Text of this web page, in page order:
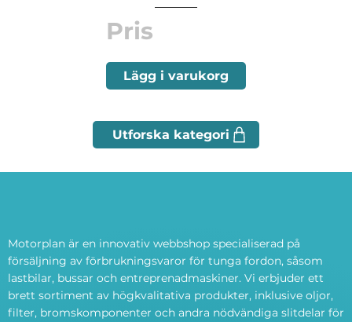
Pris
Lägg i varukorg
Motorplan är en innovativ webbshop specialiserad på
försäljning av förbrukningsvaror för tunga fordon, såsom
lastbilar, bussar och entreprenadmaskiner. Vi erbjuder ett
brett sortiment av högkvalitativa produkter, inklusive oljor,
filter, bromskomponenter och andra nödvändiga slitdelar för